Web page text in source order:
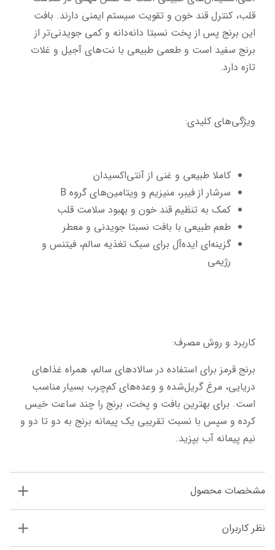
تازه دارد.
ویژگی‌های کلیدی:
کاملا طبیعی و غنی از آنتی‌اکسیدان
سرشار از فیبر، منیزیم و ویتامین‌های گروه B
کمک به تنظیم قند خون و بهبود سلامت قلب
طعم طبیعی با بافت نسبتا جویدنی و معطر
رژیمی
کاربرد و روش مصرف:
نیم پیمانه آب بپزید.
مشخصات محصول
نظر کاربران